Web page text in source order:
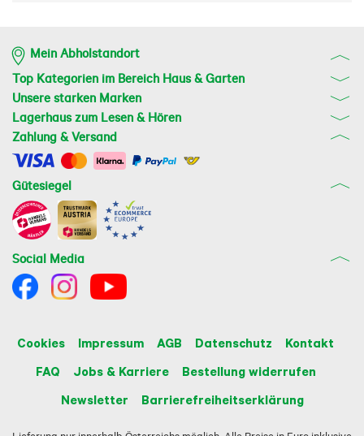
Mein Abholstandort
Top Kategorien im Bereich Haus & Garten
Unsere starken Marken
Lagerhaus zum Lesen & Hören
Zahlung & Versand
Gütesiegel
Social Media
Cookies Impressum AGB Datenschutz
Kontakt
FAQ
Jobs & Karriere
Bestellung widerrufen
Newsletter
Barrierefreiheitserklärung